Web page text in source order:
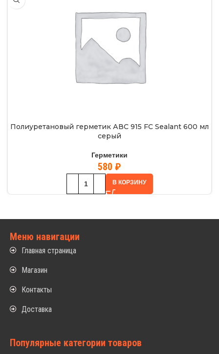
Полиуретановый герметик АВС 915 FC Sealant 600 мл
серый
Герметики
580 ₽
В КОРЗИНУ
Меню навигации
Главная страница
Магазин
Контакты
Доставка
Популярные категории товаров